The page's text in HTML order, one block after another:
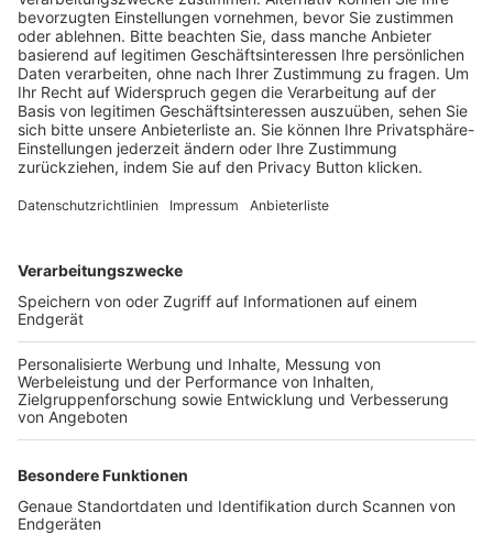
Schulungsangebot Vereinsmitarbeiter
BFV-Geschäftsstellen
Trainerbörse
Login SpielPlus
FOLGE DEM BFV
TOP-VEREINE
TOP-PARTNER